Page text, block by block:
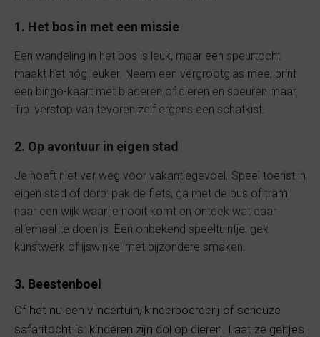
1. Het bos in met een missie
Een wandeling in het bos is leuk, maar een speurtocht
maakt het nóg leuker. Neem een vergrootglas mee, print
een bingo-kaart met bladeren of dieren en speuren maar.
Tip: verstop van tevoren zelf ergens een schatkist.
2. Op avontuur in eigen stad
Je hoeft niet ver weg voor vakantiegevoel. Speel toerist in
eigen stad of dorp: pak de fiets, ga met de bus of tram
naar een wijk waar je nooit komt en ontdek wat daar
allemaal te doen is. Een onbekend speeltuintje, gek
kunstwerk of ijswinkel met bijzondere smaken.
3. Beestenboel
Of het nu een vlindertuin, kinderboerderij of serieuze
safaritocht is: kinderen zijn dol op dieren. Laat ze geitjes